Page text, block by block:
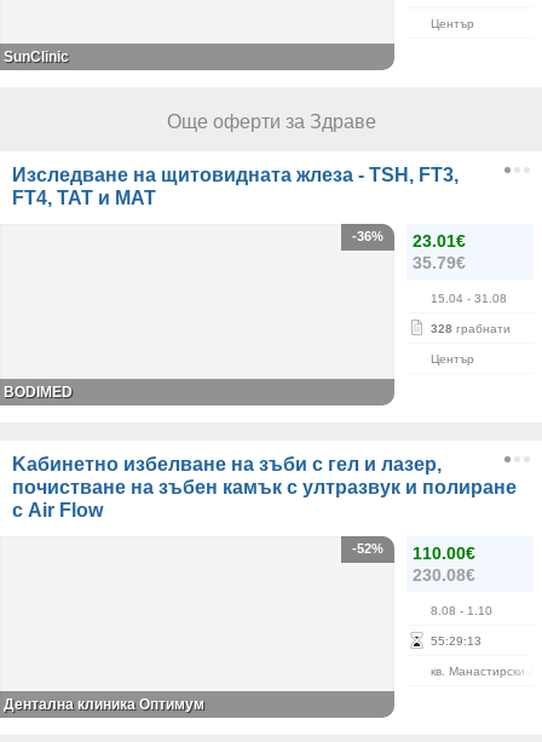
Център
SunClinic
Още оферти за Здраве
Изследване на щитовидната жлеза - TSH, FT3,
FT4, ТАТ и МАТ
23.01€
35.79€
15.04 - 31.08
328 грабнати
Център
-36%
BODIMED
Kабинетно избелване на зъби с гел и лазер,
почистване на зъбен камък с ултразвук и полиране
с Air Flow
110.00€
230.08€
8.08 - 1.10
55:29:13
кв. Манастирски
-52%
Дентална клиника Оптимум